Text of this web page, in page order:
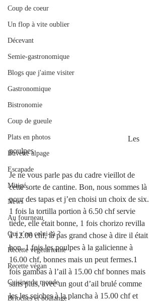
Coup de coeur
Un flop à vite oublier
Décevant
Semie-gastronomique
Blogs que j'aime visiter
Gastronomique
Bistronomie
Coup de gueule
Plats en photos
Buvette alpage
Escapade
Mitigé
News
Au fourneau
Qui c'est celui-là ?
Recette végétarienne
Recette végan
Cuisine du monde
Brioches et boulange
                                                           Les
poulpes
Je ne vous parle pas du cadre vieillot de
cette sorte de cantine. Bon, nous sommes là
pour des tapas et j’en choisi un choix de six.
1 fois la tortilla portion à 6.50 chf servie
tiède, elle était bonne, 1 fois chorizo revilla
à 12.00 chf, là pas grand chose à dire il était
bon. 1 fois les poulpes à la galicienne à
16.00 chf, bonnes mais un peut fermes.1
fois gambas à l’ail à 15.00 chf bonnes mais
sans plus, avec un gout d’ail brulé comme
les les seiches à la plancha à 15.00 chf et